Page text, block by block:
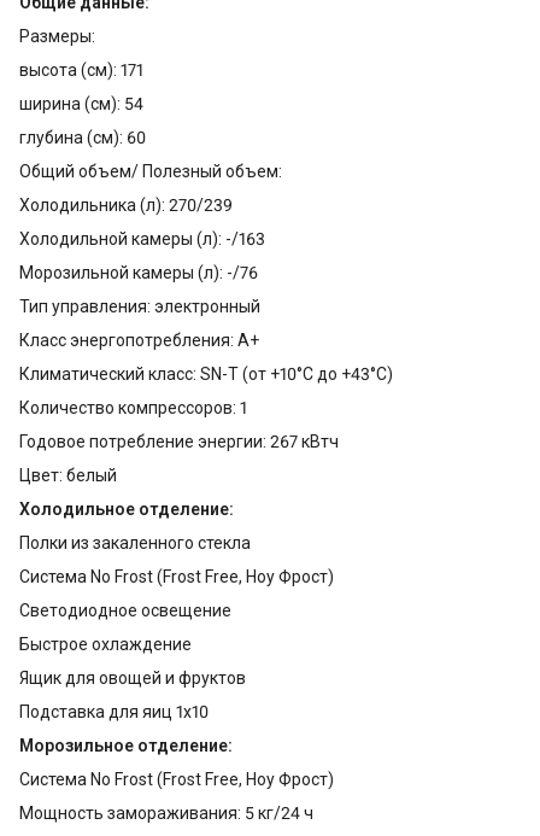
Размеры:
высота (см): 171
ширина (см): 54
глубина (см): 60
Общий объем/ Полезный объем:
Холодильника (л): 270/239
Холодильной камеры (л): -/163
Морозильной камеры (л): -/76
Тип управления: электронный
Класс энергопотребления: A+
Климатический класс: SN-T (от +10°С до +43°С)
Количество компрессоров: 1
Годовое потребление энергии: 267 кВтч
Цвет: белый
Холодильное отделение:
Полки из закаленного стекла
Система No Frost (Frost Free, Ноу Фрост)
Светодиодное освещение
Быстрое охлаждение
Ящик для овощей и фруктов
Подставка для яиц 1x10
Морозильное отделение:
Система No Frost (Frost Free, Ноу Фрост)
Мощность замораживания: 5 кг/24 ч